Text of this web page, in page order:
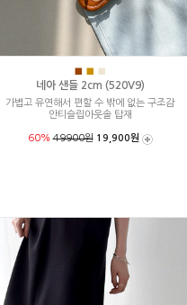
■ ■
네아 샌들 2cm (520V9)
가볍고 유연해서 편할 수 밖에 없는 구조감
안티슬립아웃솔 탑재
60%49900원 19,900원